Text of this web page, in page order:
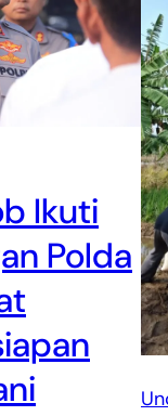
Ikuti
Polda